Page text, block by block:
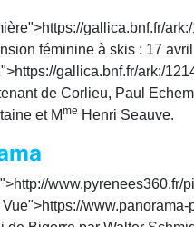
gallica.bnf.fr/
féminine à skis : 17 avril
">https://gallica.bnf.fr/ark:/
de Corlieu, Paul
et Mme Henri Seauve.
www.pyrenees360.fr/
Vue">https://